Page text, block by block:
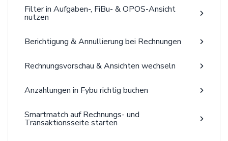
Filter in Aufgaben-, FiBu- & OPOS-Ansicht
nutzen
Berichtigung & Annullierung bei Rechnungen
Rechnungsvorschau & Ansichten wechseln
Anzahlungen in Fybu richtig buchen
Smartmatch auf Rechnungs- und
Transaktionsseite starten